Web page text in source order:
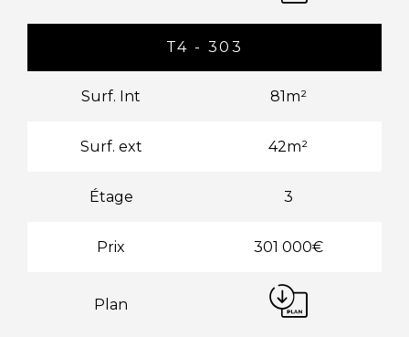
T4 - 303
Surf. Int 81m²
Surf. ext 42m²
Étage 3
Prix 301 000€
Plan